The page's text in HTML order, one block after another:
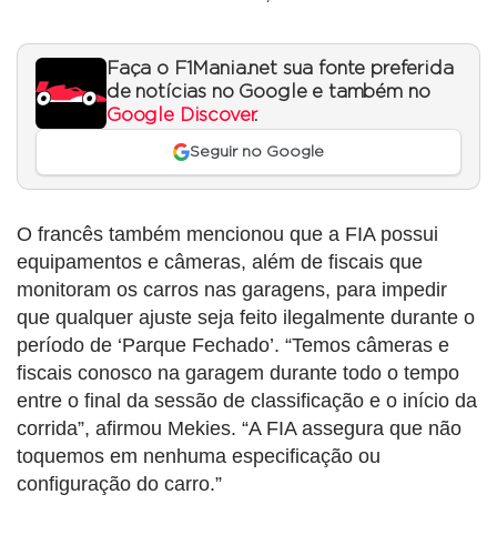
Faça o F1Mania.net sua fonte preferida
de notícias no Google e também no
Google Discover.
Seguir no Google
O francês também mencionou que a FIA possui
equipamentos e câmeras, além de fiscais que
monitoram os carros nas garagens, para impedir
que qualquer ajuste seja feito ilegalmente durante o
período de ‘Parque Fechado’. “Temos câmeras e
fiscais conosco na garagem durante todo o tempo
entre o final da sessão de classificação e o início da
corrida”, afirmou Mekies. “A FIA assegura que não
toquemos em nenhuma especificação ou
configuração do carro.”